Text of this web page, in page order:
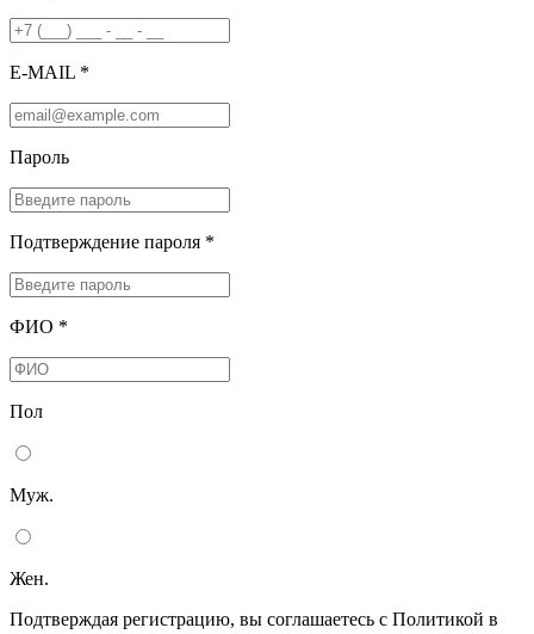
E-MAIL *
Пароль
Подтверждение пароля *
ФИО *
Пол
Муж.
Жен.
Подтверждая регистрацию, вы соглашаетесь с Политикой в